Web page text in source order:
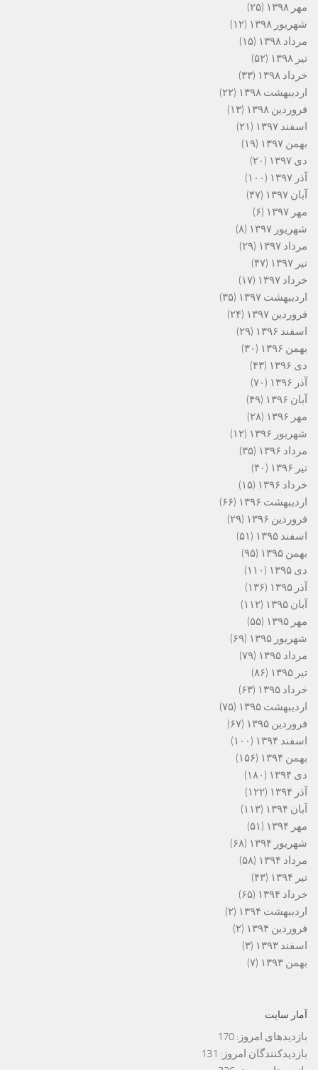
مهر ۱۳۹۸
(۲۵)
شهریور ۱۳۹۸
(۱۲)
مرداد ۱۳۹۸
(۱۵)
تیر ۱۳۹۸
(۵۲)
خرداد ۱۳۹۸
(۳۳)
اردیبهشت ۱۳۹۸
(۲۲)
فروردین ۱۳۹۸
(۱۳)
اسفند ۱۳۹۷
(۲۱)
بهمن ۱۳۹۷
(۱۹)
دی ۱۳۹۷
(۲۰)
آذر ۱۳۹۷
(۱۰۰)
آبان ۱۳۹۷
(۴۷)
مهر ۱۳۹۷
(۶)
شهریور ۱۳۹۷
(۸)
مرداد ۱۳۹۷
(۲۹)
تیر ۱۳۹۷
(۴۷)
خرداد ۱۳۹۷
(۱۷)
اردیبهشت ۱۳۹۷
(۳۵)
فروردین ۱۳۹۷
(۲۴)
اسفند ۱۳۹۶
(۲۹)
بهمن ۱۳۹۶
(۳۰)
دی ۱۳۹۶
(۴۳)
آذر ۱۳۹۶
(۷۰)
آبان ۱۳۹۶
(۴۹)
مهر ۱۳۹۶
(۲۸)
شهریور ۱۳۹۶
(۱۲)
مرداد ۱۳۹۶
(۳۵)
تیر ۱۳۹۶
(۴۰)
خرداد ۱۳۹۶
(۱۵)
اردیبهشت ۱۳۹۶
(۶۶)
فروردین ۱۳۹۶
(۲۹)
اسفند ۱۳۹۵
(۵۱)
بهمن ۱۳۹۵
(۹۵)
دی ۱۳۹۵
(۱۱۰)
آذر ۱۳۹۵
(۱۳۶)
آبان ۱۳۹۵
(۱۱۲)
مهر ۱۳۹۵
(۵۵)
شهریور ۱۳۹۵
(۶۹)
مرداد ۱۳۹۵
(۷۹)
تیر ۱۳۹۵
(۸۶)
خرداد ۱۳۹۵
(۶۳)
اردیبهشت ۱۳۹۵
(۷۵)
فروردین ۱۳۹۵
(۶۷)
اسفند ۱۳۹۴
(۱۰۰)
بهمن ۱۳۹۴
(۱۵۶)
دی ۱۳۹۴
(۱۸۰)
آذر ۱۳۹۴
(۱۲۲)
آبان ۱۳۹۴
(۱۱۳)
مهر ۱۳۹۴
(۵۱)
شهریور ۱۳۹۴
(۶۸)
مرداد ۱۳۹۴
(۵۸)
تیر ۱۳۹۴
(۴۳)
خرداد ۱۳۹۴
(۶۵)
اردیبهشت ۱۳۹۴
(۲)
فروردین ۱۳۹۴
(۲)
اسفند ۱۳۹۳
(۳)
بهمن ۱۳۹۳
(۷)
آمار سایت
بازدیدهای امروز: 170
بازدیدکنندگان امروز: 131